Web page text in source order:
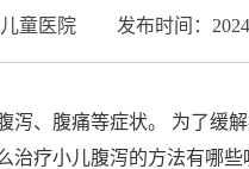
童医院 发布时间：
泻、腹痛等症状。 为了缓
治疗小儿腹泻的方法有哪些